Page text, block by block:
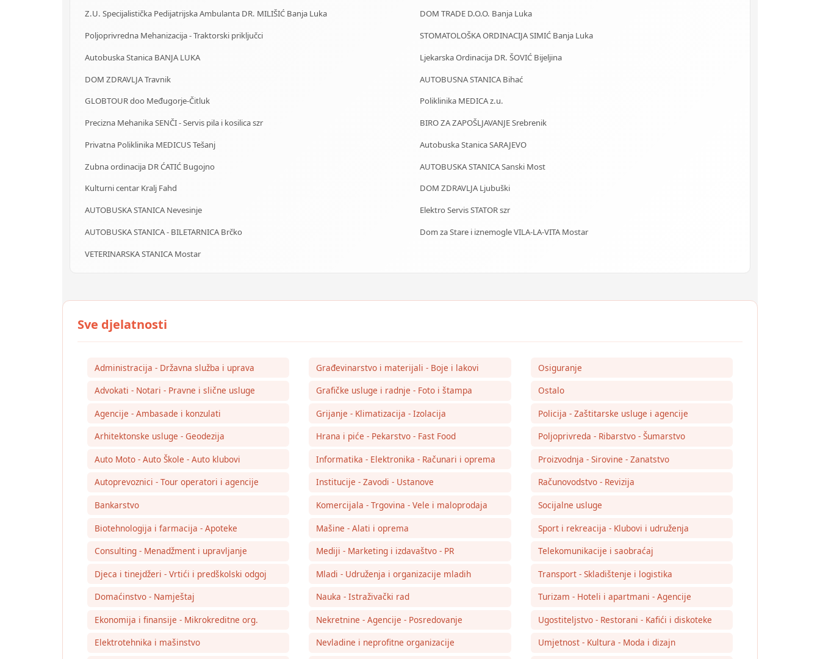
Z.U. Specijalistička Pedijatrijska Ambulanta DR. MILIŠIĆ Banja Luka
DOM TRADE D.O.O. Banja Luka
Poljoprivredna Mehanizacija - Traktorski priključci
STOMATOLOŠKA ORDINACIJA SIMIĆ Banja Luka
Autobuska Stanica BANJA LUKA
Ljekarska Ordinacija DR. ŠOVIĆ Bijeljina
DOM ZDRAVLJA Travnik
AUTOBUSNA STANICA Bihać
GLOBTOUR doo Međugorje-Čitluk
Poliklinika MEDICA z.u.
Precizna Mehanika SENČI - Servis pila i kosilica szr
BIRO ZA ZAPOŠLJAVANJE Srebrenik
Privatna Poliklinika MEDICUS Tešanj
Autobuska Stanica SARAJEVO
Zubna ordinacija DR ĆATIĆ Bugojno
AUTOBUSKA STANICA Sanski Most
Kulturni centar Kralj Fahd
DOM ZDRAVLJA Ljubuški
AUTOBUSKA STANICA Nevesinje
Elektro Servis STATOR szr
AUTOBUSKA STANICA - BILETARNICA Brčko
Dom za Stare i iznemogle VILA-LA-VITA Mostar
VETERINARSKA STANICA Mostar
Administracija - Državna služba i uprava
Advokati - Notari - Pravne i slične usluge
Agencije - Ambasade i konzulati
Arhitektonske usluge - Geodezija
Auto Moto - Auto Škole - Auto klubovi
Autoprevoznici - Tour operatori i agencije
Bankarstvo
Biotehnologija i farmacija - Apoteke
Consulting - Menadžment i upravljanje
Djeca i tinejdžeri - Vrtići i predškolski odgoj
Domaćinstvo - Namještaj
Ekonomija i finansije - Mikrokreditne org.
Elektrotehnika i mašinstvo
Građevinarstvo i materijali - Boje i lakovi
Grafičke usluge i radnje - Foto i štampa
Grijanje - Klimatizacija - Izolacija
Hrana i piće - Pekarstvo - Fast Food
Informatika - Elektronika - Računari i oprema
Institucije - Zavodi - Ustanove
Komercijala - Trgovina - Vele i maloprodaja
Mašine - Alati i oprema
Mediji - Marketing i izdavaštvo - PR
Mladi - Udruženja i organizacije mladih
Nauka - Istraživački rad
Nekretnine - Agencije - Posredovanje
Nevladine i neprofitne organizacije
Osiguranje
Ostalo
Policija - Zaštitarske usluge i agencije
Poljoprivreda - Ribarstvo - Šumarstvo
Proizvodnja - Sirovine - Zanatstvo
Računovodstvo - Revizija
Socijalne usluge
Sport i rekreacija - Klubovi i udruženja
Telekomunikacije i saobraćaj
Transport - Skladištenje i logistika
Turizam - Hoteli i apartmani - Agencije
Ugostiteljstvo - Restorani - Kafići i diskoteke
Umjetnost - Kultura - Moda i dizajn